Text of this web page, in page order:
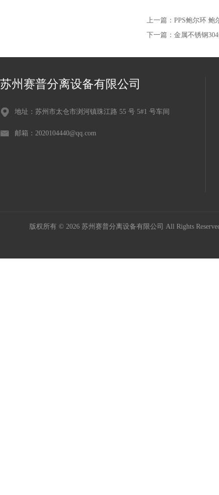
上一篇： PPS鲍尔环 鲍
下一篇： 金属不锈钢
苏州赛普分离设备有限公司
地址：苏州市太仓市浏河镇珠江路 55 号 5#1 号车间
邮箱：2020104440@qq.com
版权所有 © 2026 苏州赛普分离设备有限公司 All Rights